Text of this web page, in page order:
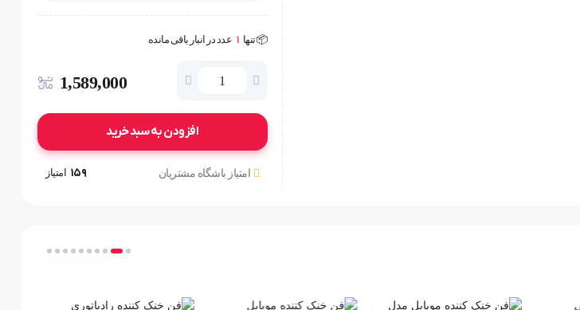
📦 تنها 1 عدد در انبار باقی مانده
1,589,000
افزودن به سبد خرید
امتیاز باشگاه مشتریان 159 امتیاز